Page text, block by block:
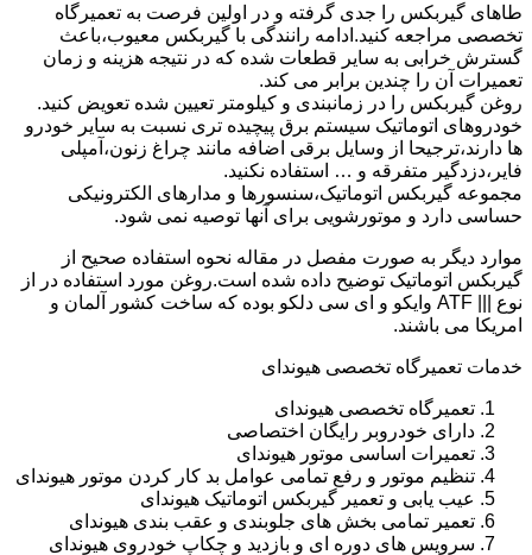
طاهای گیربکس را جدی گرفته و در اولین فرصت به تعمیرگاه
تخصصی مراجعه کنید.ادامه رانندگی با گیربکس معیوب،باعث
گسترش خرابی به سایر قطعات شده که در نتیجه هزینه و زمان
تعمیرات آن را چندین برابر می کند.
روغن گیربکس را در زمانبندی و کیلومتر تعیین شده تعویض کنید.
خودروهای اتوماتیک سیستم برق پیچیده تری نسبت به سایر خودرو
ها دارند،ترجیحا از وسایل برقی اضافه مانند چراغ زنون،آمپلی
فایر،دزدگیر متفرقه و … استفاده نکنید.
مجموعه گیربکس اتوماتیک،سنسورها و مدارهای الکترونیکی
حساسی دارد و موتورشویی برای آنها توصیه نمی شود.
موارد دیگر به صورت مفصل در مقاله نحوه استفاده صحیح از
گیربکس اتوماتیک توضیح داده شده است.روغن مورد استفاده در از
نوع ||| ATF وایکو و ای سی دلکو بوده که ساخت کشور آلمان و
امریکا می باشند.
خدمات تعمیرگاه تخصصی هیوندای
تعمیرگاه تخصصی هیوندای
دارای خودروبر رایگان اختصاصی
تعمیرات اساسی موتور هیوندای
تنظیم موتور و رفع تمامی عوامل بد کار کردن موتور هیوندای
عیب یابی و تعمیر گیربکس اتوماتیک هیوندای
تعمیر تمامی بخش های جلوبندی و عقب بندی هیوندای
سرویس های دوره ای و بازدید و چکاپ خودروی هیوندای